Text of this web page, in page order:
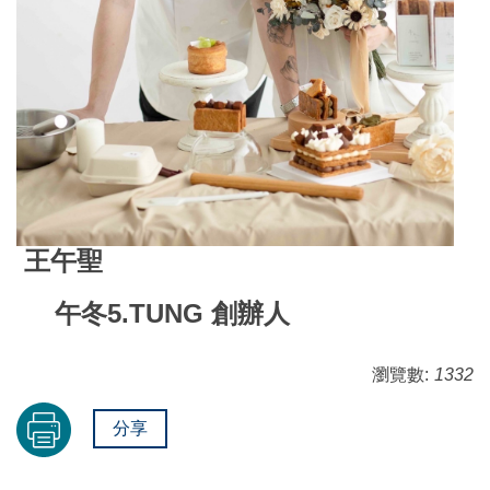
王午聖
午冬5.TUNG 創辦人
瀏覽數: 1332
分享